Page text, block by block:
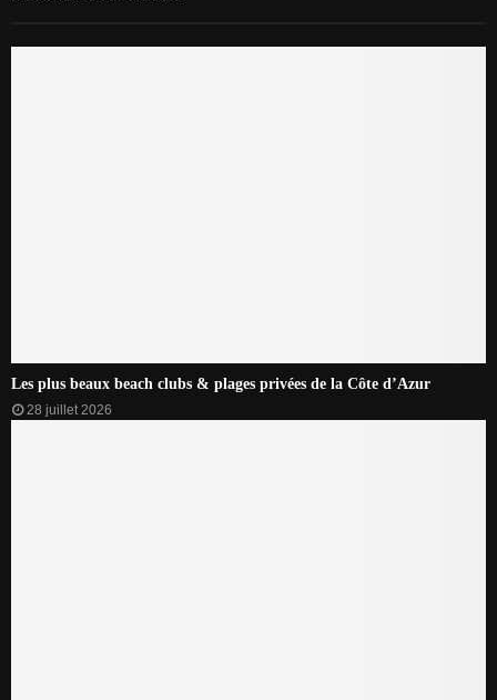
Les plus beaux beach clubs & plages privées de la Côte d’Azur
28 juillet 2026